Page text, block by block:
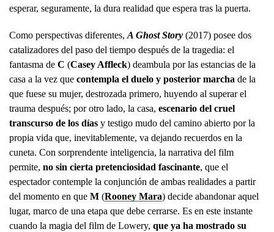
esperar, seguramente, la dura realidad que espera tras la puerta.
Como perspectivas diferentes, A Ghost Story (2017) posee dos
catalizadores del paso del tiempo después de la tragedia: el
fantasma de C (Casey Affleck) deambula por las estancias de la
casa a la vez que contempla el duelo y posterior marcha de la
que fuese su mujer, destrozada primero, huyendo al superar el
trauma después; por otro lado, la casa, escenario del cruel
transcurso de los días y testigo mudo del camino abierto por la
propia vida que, inevitablemente, va dejando recuerdos en la
cuneta. Con sorprendente inteligencia, la narrativa del film
permite, no sin cierta pretenciosidad fascinante, que el
espectador contemple la conjunción de ambas realidades a partir
del momento en que M (Rooney Mara) decide abandonar aquel
lugar, marco de una etapa que debe cerrarse. Es en este instante
cuando la magia del film de Lowery, que ya ha mostrado su